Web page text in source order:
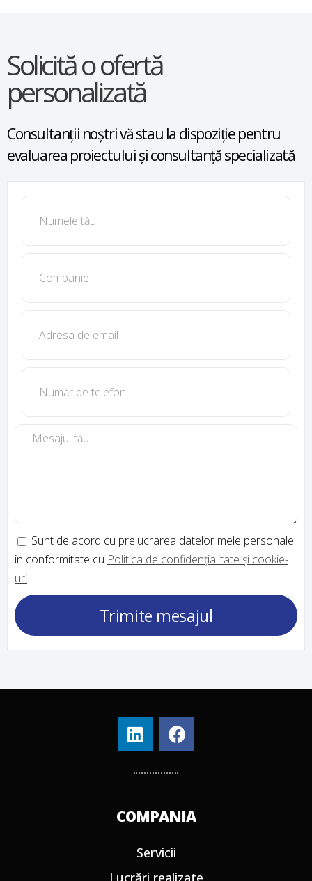
Solicită o ofertă
personalizată
Consultanții noștri vă stau la dispoziție pentru
evaluarea proiectului și consultanță specializată
Sunt de acord cu prelucrarea datelor mele personale
în conformitate cu Politica de confidențialitate și cookie-
uri
Trimite mesajul
COMPANIA
Servicii